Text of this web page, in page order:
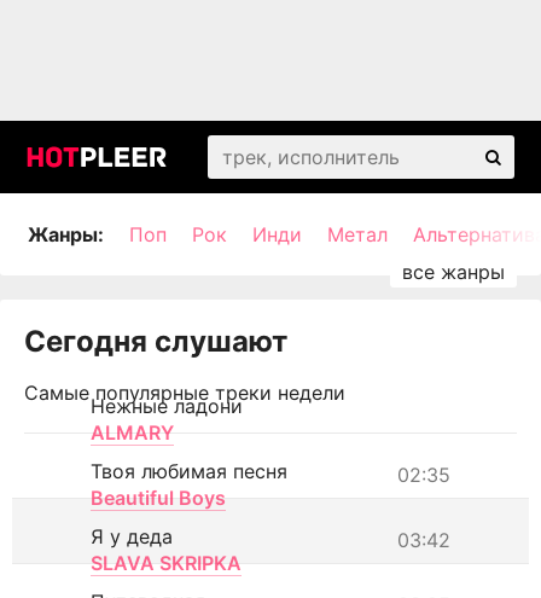
Жанры: Поп Рок Инди Метал
Сегодня слушают
Самые популярные треки недели
Нежные ладони
ALMARY
02:35
Твоя любимая песня
Beautiful Boys
03:42
Я у деда
SLAVA SKRIPKA